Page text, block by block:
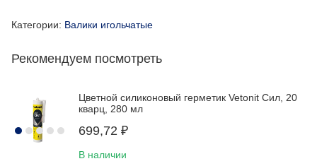
Категории: Валики игольчатые
Рекомендуем посмотреть
Цветной силиконовый герметик Vetonit Сил, 20
кварц, 280 мл
699,72 ₽
В наличии